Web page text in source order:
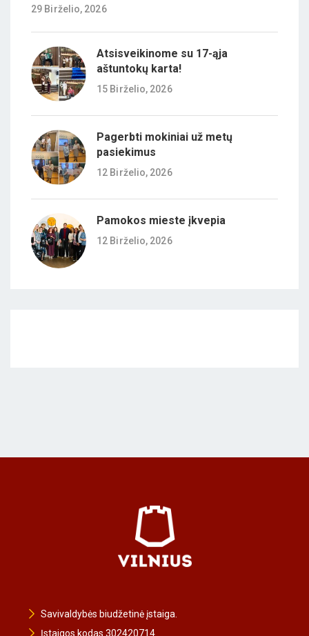
29 Birželio, 2026
Atsisveikinome su 17-ąja
aštuntokų karta!
15 Birželio, 2026
Pagerbti mokiniai už metų
pasiekimus
12 Birželio, 2026
Pamokos mieste įkvepia
12 Birželio, 2026
Savivaldybės biudžetinė įstaiga.
Įstaigos kodas 302420714